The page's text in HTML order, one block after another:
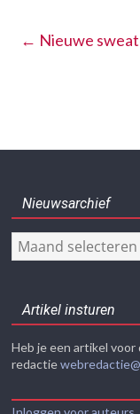
← Nieuwe
Nieuwsarchief
Nieuwsarchief
Artikel insturen
Heb je een artikel
redactie